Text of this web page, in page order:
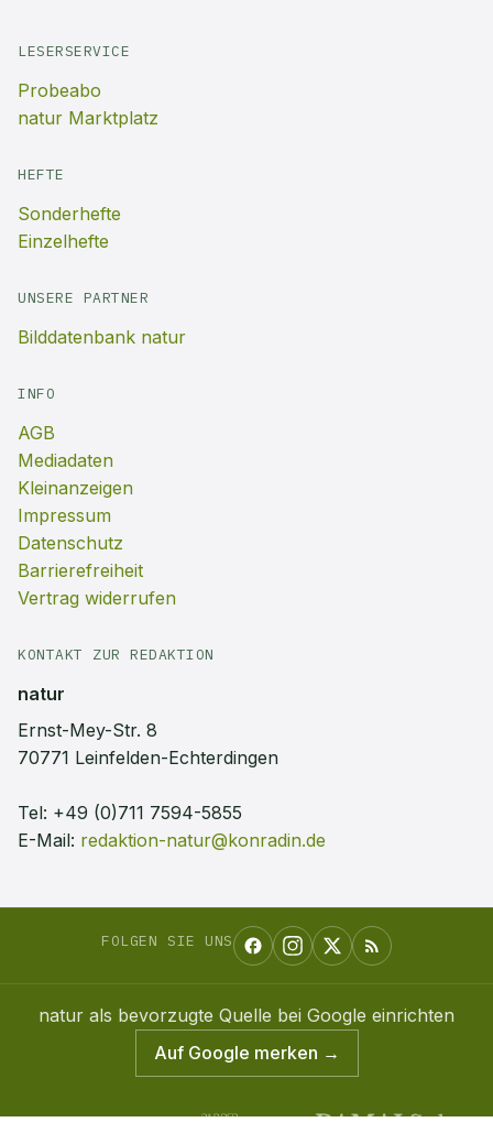
LESERSERVICE
Probeabo
natur Marktplatz
HEFTE
Sonderhefte
Einzelhefte
UNSERE PARTNER
Bilddatenbank natur
INFO
AGB
Mediadaten
Kleinanzeigen
Impressum
Datenschutz
Barrierefreiheit
Vertrag widerrufen
KONTAKT ZUR REDAKTION
natur
Ernst-Mey-Str. 8
70771 Leinfelden-Echterdingen
Tel: +49 (0)711 7594-5855
E-Mail: redaktion-natur@konradin.de
FOLGEN SIE UNS
natur als bevorzugte Quelle bei Google einrichten
Auf Google merken →